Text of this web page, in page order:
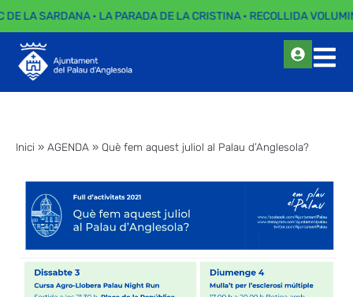
LA SARDANA · LA PARADA DE LA CRISTINA · RECOLLIDA
Inici » AGENDA » Què fem aquest juliol al Palau d’Anglesola?